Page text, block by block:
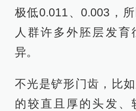
极低0.011、0.003，
人群许多外胚层发育
异。
不光是铲形门齿，比
的较直且厚的头发、